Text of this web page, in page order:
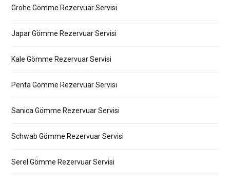
Grohe Gömme Rezervuar Servisi
Japar Gömme Rezervuar Servisi
Kale Gömme Rezervuar Servisi
Penta Gömme Rezervuar Servisi
Sanica Gömme Rezervuar Servisi
Schwab Gömme Rezervuar Servisi
Serel Gömme Rezervuar Servisi